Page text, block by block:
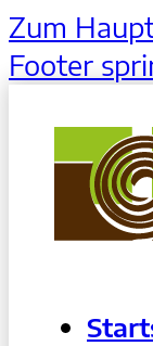
Zum
Footer